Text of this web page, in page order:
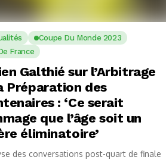
Coupe Du Monde 2023
France
Galthié sur l’Arbitrage
Préparation des
: ‘Ce serait
que l’âge soit un
éliminatoire’
des conversations post-quart de finale